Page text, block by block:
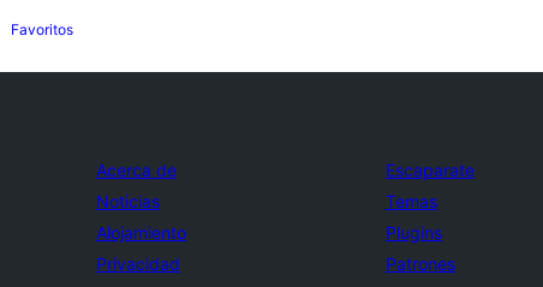
Favoritos
Acerca de
Noticias
Alojamiento
Privacidad
Escaparate
Temas
Plugins
Patrones